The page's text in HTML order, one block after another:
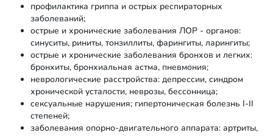
профилактика гриппа и острых респираторных
заболеваний;
острые и хронические заболевания ЛОР - органов:
синуситы, риниты, тонзиллиты, фарингиты, ларингиты;
острые и хронические заболевания бронхов и легких:
бронхиты, бронхиальная астма, пневмония;
неврологические расстройства: депрессии, синдром
хронической усталости, неврозы, бессонница;
сексуальные нарушения; гипертоническая болезнь I-II
степеней;
заболевания опорно-двигательного аппарата: артриты,